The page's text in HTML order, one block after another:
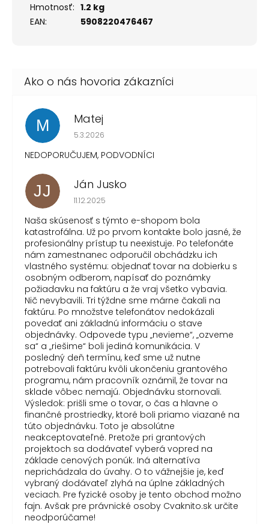
Hmotnosť: 1.2 kg
EAN: 5908220476467
M Matej
Hodnotenie obchodu je 1 z 5 hviezdičiek.
5.3.2026
NEDOPORUČUJEM, PODVODNÍCI
JJ Ján Jusko
Hodnotenie obchodu je 1 z 5 hviezdičiek.
11.12.2025
Naša skúsenosť s týmto e-shopom bola
katastrofálna. Už po prvom kontakte bolo jasné, že
profesionálny prístup tu neexistuje. Po telefonáte
nám zamestnanec odporučil obchádzku ich
vlastného systému: objednať tovar na dobierku s
osobným odberom, napísať do poznámky
požiadavku na faktúru a že vraj všetko vybavia.
Nič nevybavili. Tri týždne sme márne čakali na
faktúru. Po množstve telefonátov nedokázali
povedať ani základnú informáciu o stave
objednávky. Odpovede typu „nevieme“, „ozveme
sa“ a „riešime“ boli jediná komunikácia. V
posledný deň termínu, keď sme už nutne
potrebovali faktúru kvôli ukončeniu grantového
programu, nám pracovník oznámil, že tovar na
sklade vôbec nemajú. Objednávku stornovali.
Výsledok: prišli sme o tovar, o čas a hlavne o
finančné prostriedky, ktoré boli priamo viazané na
túto objednávku. Toto je absolútne
neakceptovateľné. Pretože pri grantových
projektoch sa dodávateľ vyberá vopred na
základe cenových ponúk. Iná alternatíva
neprichádzala do úvahy. O to vážnejšie je, keď
vybraný dodávateľ zlyhá na úplne základných
veciach. Pre fyzické osoby je tento obchod možno
fajn. Avšak pre právnické osoby Cvaknito.sk určite
neodporúčame!